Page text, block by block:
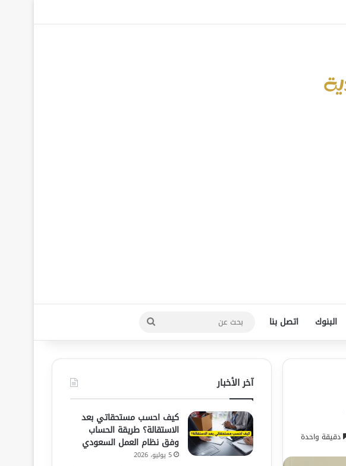
البنوك اتصل بنا
بحث
عن
دقيقة واحدة
آخر الأخبار
كيف احسب مستحقاتي بعد
الاستقالة؟ طريقة الحساب
وفق نظام العمل السعودي
5 يوليو، 2026